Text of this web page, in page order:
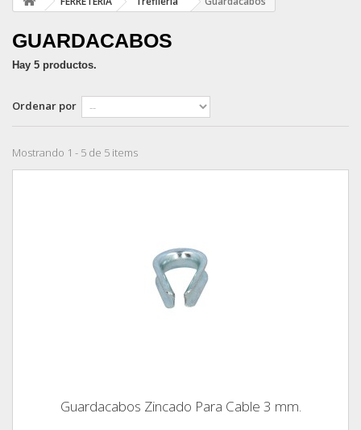
GUARDACABOS
Hay 5 productos.
Ordenar por
Mostrando 1 - 5 de 5 items
Guardacabos Zincado Para Cable 3 mm.